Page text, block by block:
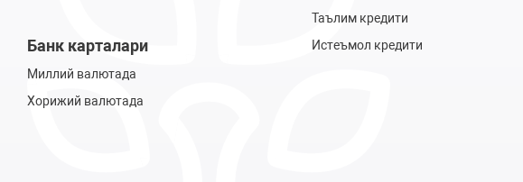
Банк карталари
Миллий валютада
Хорижий валютада
Таълим кредити
Истеъмол кредити